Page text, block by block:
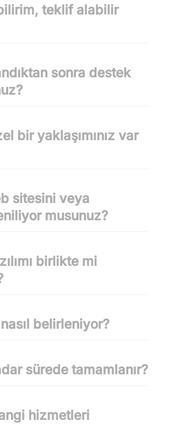
teklif alabilir
sonra destek
bir yaklaşımınız var
sitesini veya
musunuz?
birlikte mi
belirleniyor?
sürede tamamlanır?
hizmetleri